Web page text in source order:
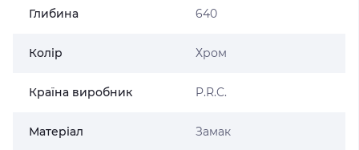
Глибина 640
Колір Хром
Країна виробник P.R.C.
Матеріал Замак